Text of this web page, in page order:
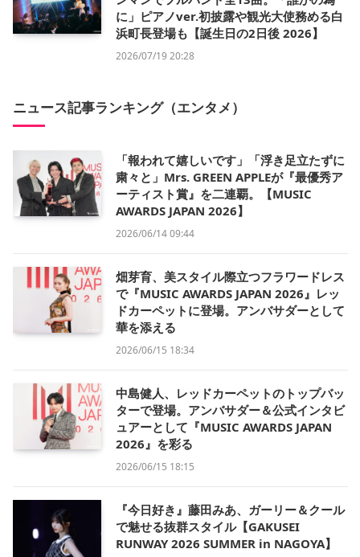
に」ピアノver.初披露や観光大使務める白
浜町長登場も【誕生日の2日後 2026】
2026/07/19 20:28
ニュース記事ランキング（エンタメ）
「報われて嬉しいです」「浮き足立たずに
粛々と」Mrs. GREEN APPLEが『最優秀ア
ーティスト賞』を二連覇。【MUSIC
AWARDS JAPAN 2026】
2026/06/14 09:44
畑芽育、美スタイル際立つフラワードレス
で『MUSIC AWARDS JAPAN 2026』レッ
ドカーペットに登場。アンバサダーとして
華を添える
2026/06/15 18:34
中島健人、レッドカーペットのトップバッ
ターで登場。アンバサダー＆公式インタビ
ュアーとして『MUSIC AWARDS JAPAN
2026』を彩る
2026/06/15 18:15
『今日好き』藤田みあ、ガーリー＆クール
で魅せる抜群スタイル【GAKUSEI
RUNWAY 2026 SUMMER in NAGOYA】